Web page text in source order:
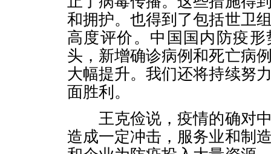
和拥护。也得到了包括世卫
高度评价。中国国内防疫
头，新增确诊病例和死亡病
大幅提升。我们还将持续努
面胜利。
王克俭说，疫情的确对中
造成一定冲击，服务业和制